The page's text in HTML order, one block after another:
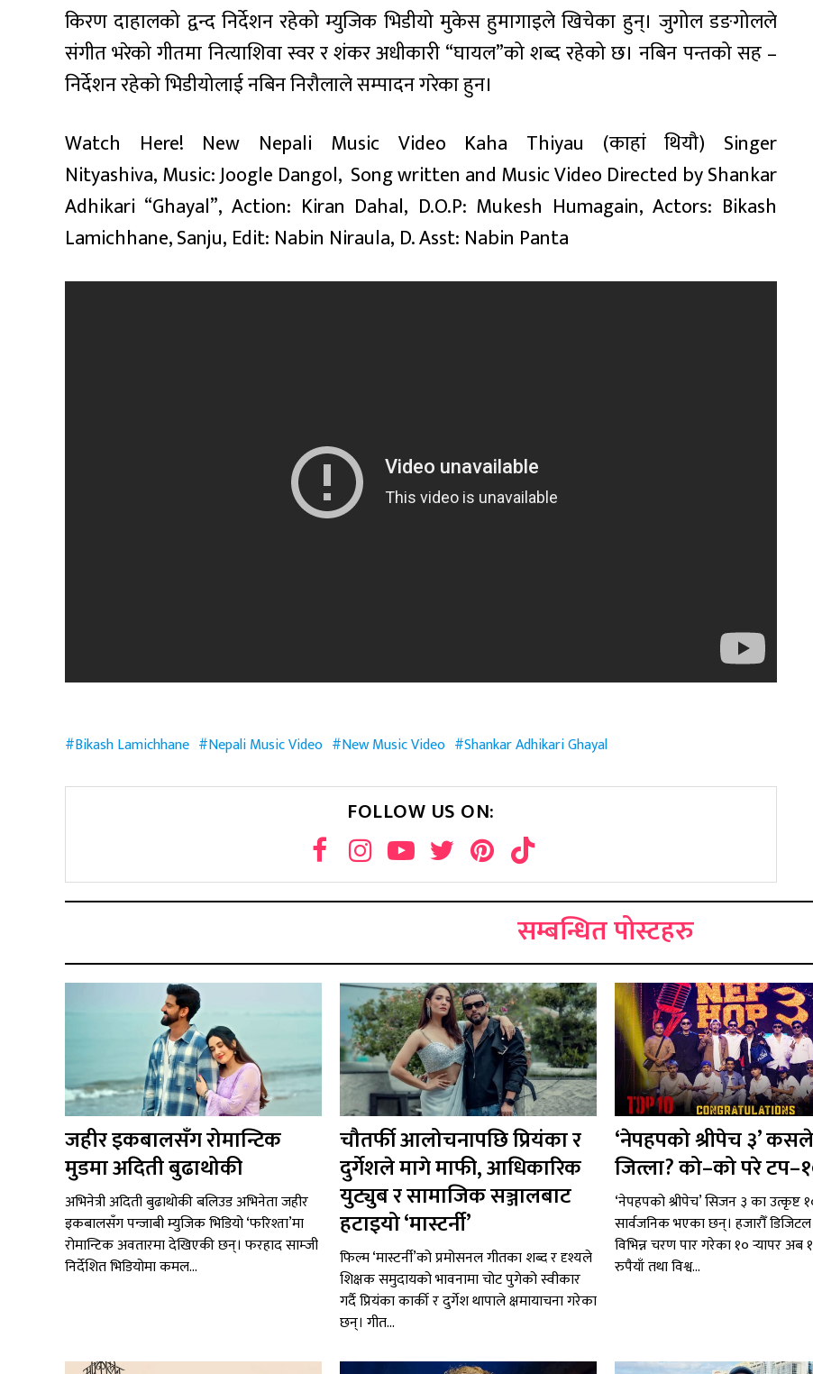
किरण दाहालको द्वन्द निर्देशन रहेको म्युजिक भिडीयो मुकेस हुमागाइले खिचेका हुन्। जुगोल डङगोलले
संगीत भरेको गीतमा नित्याशिवा स्वर र शंकर अधीकारी “घायल”को शब्द रहेको छ। नबिन पन्तको सह –
निर्देशन रहेको भिडीयोलाई नबिन निरौलाले सम्पादन गरेका हुन।
Watch Here! New Nepali Music Video Kaha Thiyau (काहां थियौ) Singer
Nityashiva, Music: Joogle Dangol, Song written and Music Video Directed by Shankar
Adhikari “Ghayal”, Action: Kiran Dahal, D.O.P: Mukesh Humagain, Actors: Bikash
Lamichhane, Sanju, Edit: Nabin Niraula, D. Asst: Nabin Panta
Bikash Lamichhane Nepali Music Video New Music Video Shankar Adhikari Ghayal
FOLLOW US ON:
सम्बन्धित पोस्टहरु
जहीर इकबालसँग रोमान्टिक
मुडमा अदिती बुढाथोकी
अभिनेत्री अदिती बुढाथोकी बलिउड अभिनेता जहीर
इकबालसँग पन्जाबी म्युजिक भिडियो ‘फरिश्ता’मा
रोमान्टिक अवतारमा देखिएकी छन्। फरहाद साम्जी
निर्देशित भिडियोमा कमल...
चौतर्फी आलोचनापछि प्रियंका र
दुर्गेशले मागे माफी, आधिकारिक
युट्युब र सामाजिक सञ्जालबाट
हटाइयो ‘मास्टर्नी’
फिल्म ‘मास्टर्नी’को प्रमोसनल गीतका शब्द र दृश्यले
शिक्षक समुदायको भावनामा चोट पुगेको स्वीकार
गर्दै प्रियंका कार्की र दुर्गेश थापाले क्षमायाचना गरेका
छन्। गीत...
‘नेपहपको श्रीपेच ३’ कसले
जित्ला? को–को परे
‘नेपहपको श्रीपेच’ सिजन ३ का उत्कृष्ट १०
सार्वजनिक भएका छन्। हजारौँ
विभिन्न चरण पार गरेका १० र्‍यापर अब
रुपैयाँ तथा विश्व...